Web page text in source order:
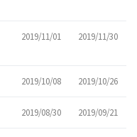
2019/11/01 2019/11/30
2019/10/08 2019/10/26
2019/08/30 2019/09/21